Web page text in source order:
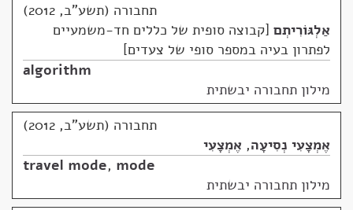
תחבורה (תשע"ב, 2012)
אַלְגּוֹרִיתְם קבוצה סופית של כללים חד-משמעיים
לפתרון בעיה במספר סופי של צעדים
algorithm
מילון תחבורה יבשתית
תחבורה (תשע"ב, 2012)
אֶמְצָעִי נְסִיעָה, אֶמְצָעִי
travel mode, mode
מילון תחבורה יבשתית